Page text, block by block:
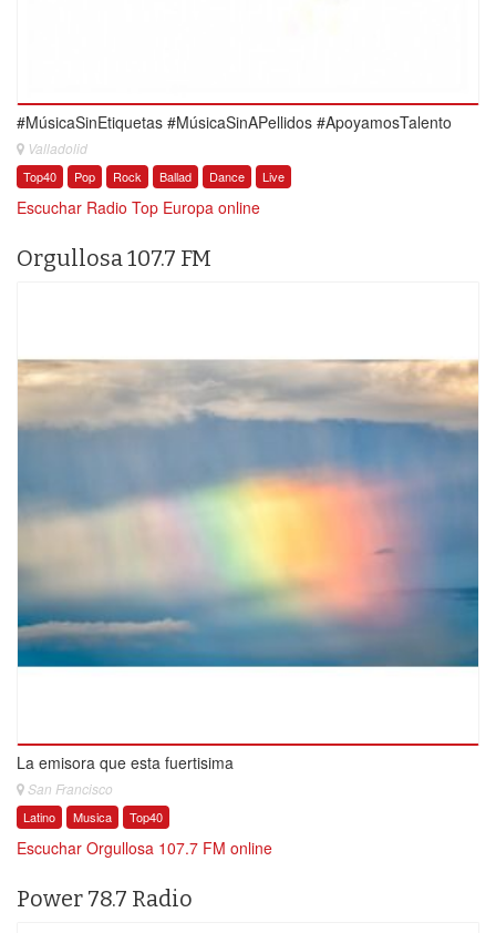
#MúsicaSinEtiquetas #MúsicaSinAPellidos #ApoyamosTalento
Valladolid
Top40 Pop Rock Ballad Dance Live
Escuchar Radio Top Europa online
Orgullosa 107.7 FM
La emisora que esta fuertisima
San Francisco
Latino Musica Top40
Escuchar Orgullosa 107.7 FM online
Power 78.7 Radio